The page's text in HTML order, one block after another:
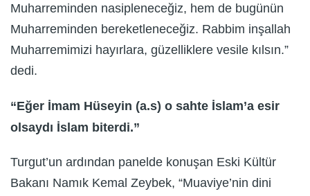
Muharreminden nasipleneceğiz, hem de bugünün
Muharreminden bereketleneceğiz. Rabbim inşallah
Muharremimizi hayırlara, güzelliklere vesile kılsın.”
dedi.
“Eğer İmam Hüseyin (a.s) o sahte İslam’a esir
olsaydı İslam biterdi.”
Turgut’un ardından panelde konuşan Eski Kültür
Bakanı Namık Kemal Zeybek, “Muaviye’nin dini